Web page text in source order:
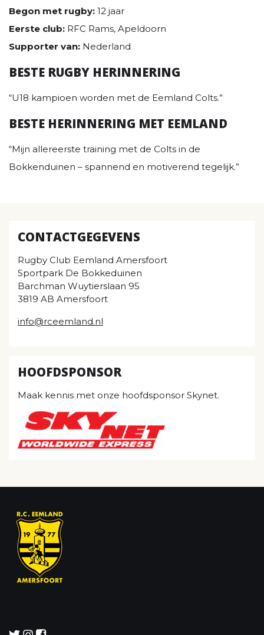
Begon met rugby: 12 jaar
Eerste club: RFC Rams, Apeldoorn
Supporter van: Nederland
BESTE RUGBY HERINNERING
“U18 kampioen worden met de Eemland Colts.”
BESTE HERINNERING MET EEMLAND
“Mijn allereerste training met de Colts in de
Bokkenduinen – spannend en motiverend tegelijk.”
CONTACTGEGEVENS
Rugby Club Eemland Amersfoort
Sportpark De Bokkeduinen
Barchman Wuytierslaan 95
3819 AB Amersfoort
info@rceemland.nl
HOOFDSPONSOR
Maak kennis met onze hoofdsponsor Skynet.